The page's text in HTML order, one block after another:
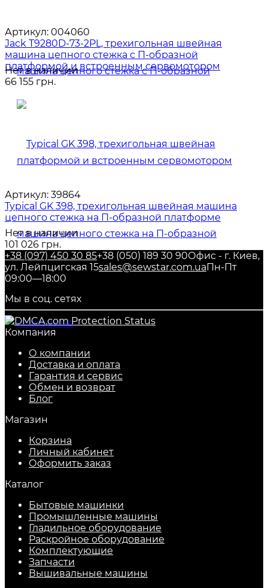
Артикул: 004060
Jack T9280D-73-2PL, трехигольная швейная
машина цепного стежка с П-образной
платформой и встроенным сервомотором
Нет в наличии
66 155 грн.
Артикул: 39864
Typical GK 398, трехигольная швейная машина
цепного стежка на П-образной платформе
Нет в наличии
101 026 грн.
+38 (097) 450 30 85+38 (050) 189 30 90Офис - г. Киев,
ул. Лейпцигская 15sales@sewstar.com.ua Пн-Пт
09:00—18:00
Мы в соц. сетях
Компания
О компании
Доставка и оплата
Гарантия и сервис
Обмен и возврат
Блог
Магазин
Корзина
Личный кабинет
Оформить заказ
Каталог
Бытовые машинки
Промышленные машины
Гладильное оборудование
Раскройное оборудование
Комплектующие
Запчасти
Вышивальные машины